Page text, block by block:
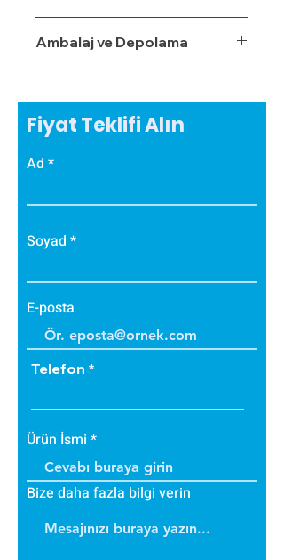
Çok hızlı ve pratik uygulanabilir.
Hafiftir, binaya yük getirmez.
Sudan, nemden, dondan ve
Güneş ışınlarından etkilenmez.
Ambalaj ve Depolama
Fiyat Teklifi Alın
Ad
Soyad
E-posta
Telefon
Ürün İsmi
Bize daha fazla bilgi verin